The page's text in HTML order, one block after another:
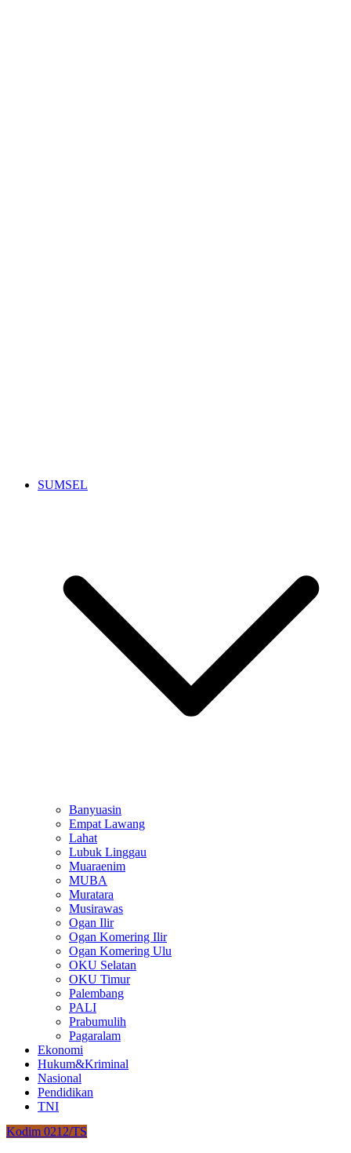
SUMSEL
Banyuasin
Empat Lawang
Lahat
Lubuk Linggau
Muaraenim
MUBA
Muratara
Musirawas
Ogan Ilir
Ogan Komering Ilir
Ogan Komering Ulu
OKU Selatan
OKU Timur
Palembang
PALI
Prabumulih
Pagaralam
Ekonomi
Hukum&Kriminal
Nasional
Pendidikan
TNI
Kodim 0212/TS